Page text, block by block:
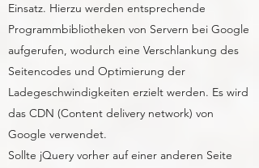
Einsatz. Hierzu werden entsprechende
Programmbibliotheken von Servern bei Google
aufgerufen, wodurch eine Verschlankung des
Seitencodes und Optimierung der
Ladegeschwindigkeiten erzielt werden. Es wird
das CDN (Content delivery network) von
Google verwendet.
Sollte jQuery vorher auf einer anderen Seite